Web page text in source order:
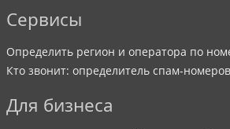
Сервисы
Определить регион и оператора по
Кто звонит: определитель спам-номеров
Для бизнеса